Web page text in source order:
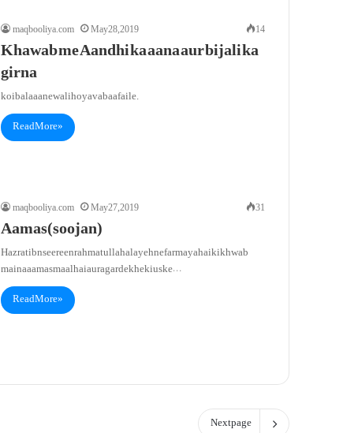
maqbooliya.com May 28, 2019 14
Khawab me Aandhi ka aana aur bijali ka
girna
koi bala aane wali ho ya vabaa faile.
Read More »
maqbooliya.com May 27, 2019 31
Aamas(soojan)
Hazrat ibn seereen rahmatullah alayeh ne farmaya hai ki khwab
main aaamas maal hai aur agar dekhe ki us ke…
Read More »
Next page